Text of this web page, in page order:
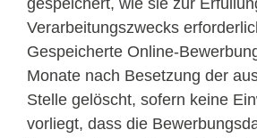
gespeichert, wie sie zur
Verarbeitungszwecks
Gespeicherte Online-
Monate nach Besetzung der
Stelle gelöscht, sofern keine
vorliegt, dass die